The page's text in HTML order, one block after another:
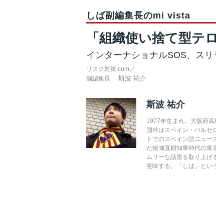
しば副編集長のmi vista
「組織使い捨て型テ
インターナショナルSOS、ス
リスク対策.com／
副編集長
斯波 祐介
斯波 祐介
1977年生まれ。大阪府
国外はスペイン・バルセ
トでのスペイン語ニュ
た猪瀬直樹知事時代の東
ムリーな話題を取り上げ
意味する。「しば」とい